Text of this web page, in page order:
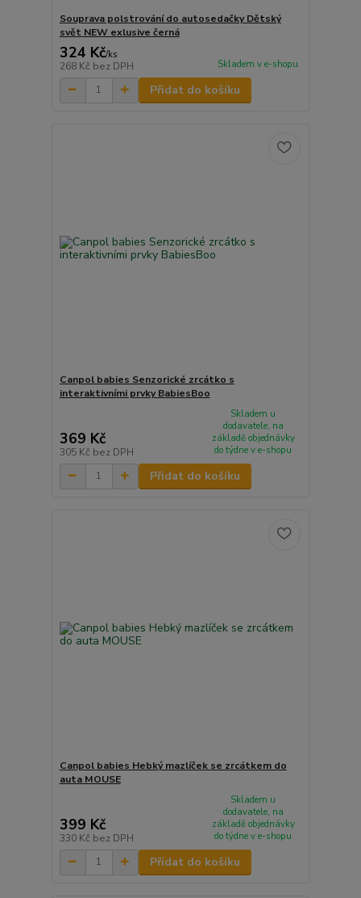
Souprava polstrování do autosedačky Dětský
svět NEW exlusive černá
324 Kč/ks
268 Kč bez DPH Skladem v e-shopu
Přidat do košíku
Canpol babies Senzorické zrcátko s
interaktivními prvky BabiesBoo
369 Kč
305 Kč bez DPH
Skladem u
dodavatele, na
základě objednávky
do týdne v e-shopu
Přidat do košíku
Canpol babies Hebký mazlíček se zrcátkem do
auta MOUSE
399 Kč
330 Kč bez DPH
Skladem u
dodavatele, na
základě objednávky
do týdne v e-shopu
Přidat do košíku